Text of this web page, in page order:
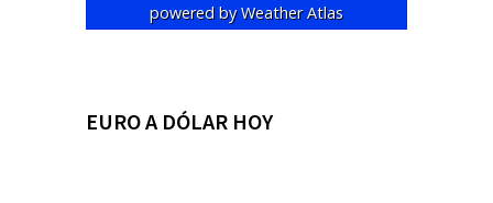
powered byWeather Atlas
EURO A DÓLAR HOY